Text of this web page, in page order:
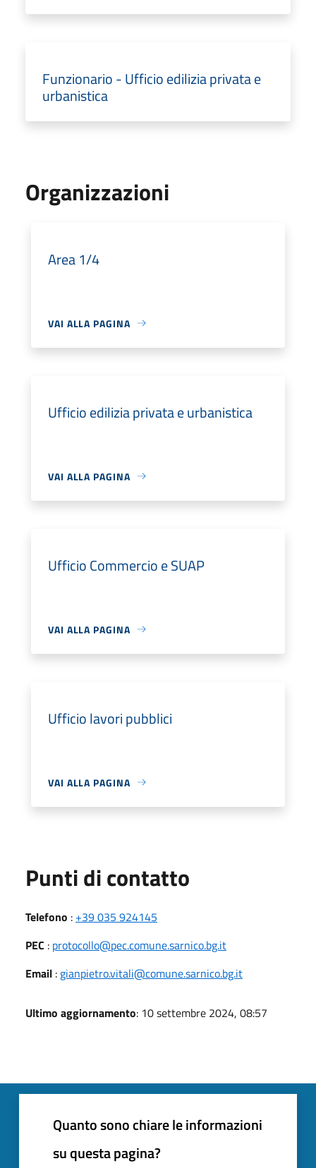
Funzionario - Ufficio edilizia privata e
urbanistica
Organizzazioni
Area 1/4
VAI ALLA PAGINA
Ufficio edilizia privata e urbanistica
VAI ALLA PAGINA
Ufficio Commercio e SUAP
VAI ALLA PAGINA
Ufficio lavori pubblici
VAI ALLA PAGINA
Punti di contatto
Telefono : +39 035 924145
PEC : protocollo@pec.comune.sarnico.bg.it
Email : gianpietro.vitali@comune.sarnico.bg.it
Ultimo aggiornamento: 10 settembre 2024, 08:57
Quanto sono chiare le informazioni
su questa pagina?